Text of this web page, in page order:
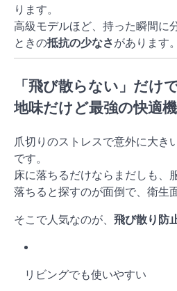
ります。
高級モデルほど、持った瞬間に
ときの抵抗の少なさがあります。
「飛び散らない」だけ
地味だけど最強の快適
爪切りのストレスで意外に大き
です。
床に落ちるだけならまだしも、
落ちると探すのが面倒で、衛生
そこで人気なのが、 飛び散り防
リビングでも使いやすい